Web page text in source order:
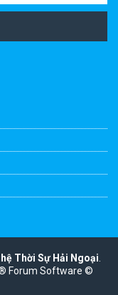
Thời Sự Hải Ngoại
Forum Software ©